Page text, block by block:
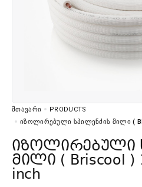
ᲛᲗᲐᲕᲐᲠᲘ
PRODUCTS
ᲘᲖᲝᲚᲘᲠᲔᲑᲣᲚᲘ ᲡᲞᲘᲚᲔᲜᲫᲘᲡ ᲛᲘᲚᲘ (
იზოლირებული სპილენძის
მილი ( Briscool )
inch